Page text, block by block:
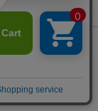
ンブルー）
RED
ーレッド）
トレット）